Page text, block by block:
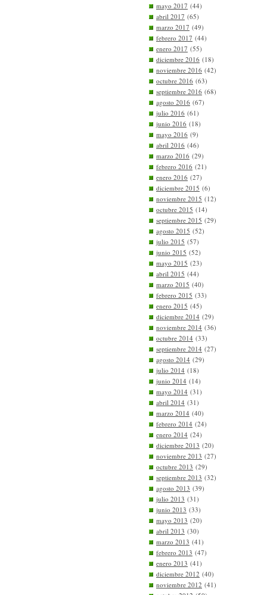
mayo 2017 (44)
abril 2017 (65)
marzo 2017 (49)
febrero 2017 (44)
enero 2017 (55)
diciembre 2016 (18)
noviembre 2016 (42)
octubre 2016 (63)
septiembre 2016 (68)
agosto 2016 (67)
julio 2016 (61)
junio 2016 (18)
mayo 2016 (9)
abril 2016 (46)
marzo 2016 (29)
febrero 2016 (21)
enero 2016 (27)
diciembre 2015 (6)
noviembre 2015 (12)
octubre 2015 (14)
septiembre 2015 (29)
agosto 2015 (52)
julio 2015 (57)
junio 2015 (52)
mayo 2015 (23)
abril 2015 (44)
marzo 2015 (40)
febrero 2015 (33)
enero 2015 (45)
diciembre 2014 (29)
noviembre 2014 (36)
octubre 2014 (33)
septiembre 2014 (27)
agosto 2014 (29)
julio 2014 (18)
junio 2014 (14)
mayo 2014 (31)
abril 2014 (31)
marzo 2014 (40)
febrero 2014 (24)
enero 2014 (24)
diciembre 2013 (20)
noviembre 2013 (27)
octubre 2013 (29)
septiembre 2013 (32)
agosto 2013 (39)
julio 2013 (31)
junio 2013 (33)
mayo 2013 (20)
abril 2013 (30)
marzo 2013 (41)
febrero 2013 (47)
enero 2013 (41)
diciembre 2012 (40)
noviembre 2012 (41)